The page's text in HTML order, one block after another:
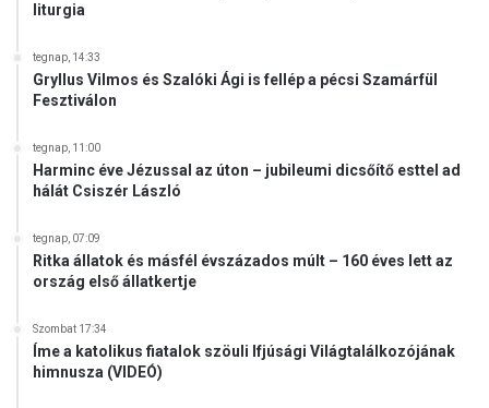
liturgia
tegnap, 14:33
Gryllus Vilmos és Szalóki Ági is fellép a pécsi Szamárfül
Fesztiválon
tegnap, 11:00
Harminc éve Jézussal az úton – jubileumi dicsőítő esttel ad
hálát Csiszér László
tegnap, 07:09
Ritka állatok és másfél évszázados múlt – 160 éves lett az
ország első állatkertje
Szombat 17:34
Íme a katolikus fiatalok szöuli Ifjúsági Világtalálkozójának
himnusza (VIDEÓ)